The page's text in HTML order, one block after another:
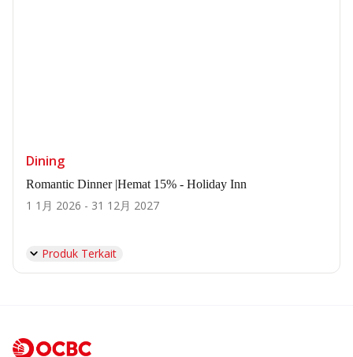
Dining
Romantic Dinner |Hemat 15% - Holiday Inn
1 1月 2026 - 31 12月 2027
Produk Terkait